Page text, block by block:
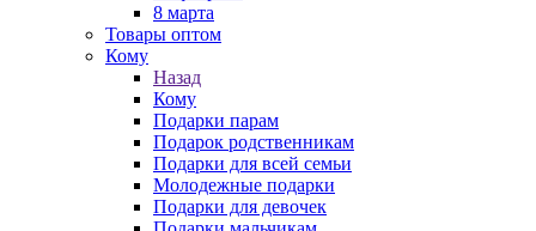
8 марта
Товары оптом
Кому
Назад
Кому
Подарки парам
Подарок родственникам
Подарки для всей семьи
Молодежные подарки
Подарки для девочек